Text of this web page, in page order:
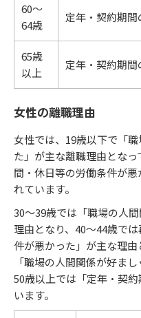
60～
64歳
定年・契約期間
65歳
以上
定年・契約期間
女性の離職理由
女性では、19歳以下で「
た」が主な離職理由とな
間・休日等の労働条件が
れています。
30～39歳では「職場の人
理由となり、40～44歳で
件が悪かった」が主な理
「職場の人間関係が好ま
50歳以上では「定年・契
います。